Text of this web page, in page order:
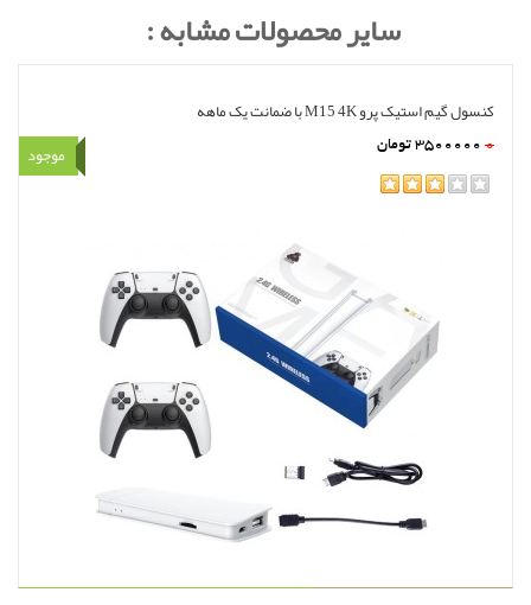
سایر محصولات مشابه :
موجود
کنسول گیم استیک پرو M15 4K با ضمانت یک ماهه
0
3500000 تومان